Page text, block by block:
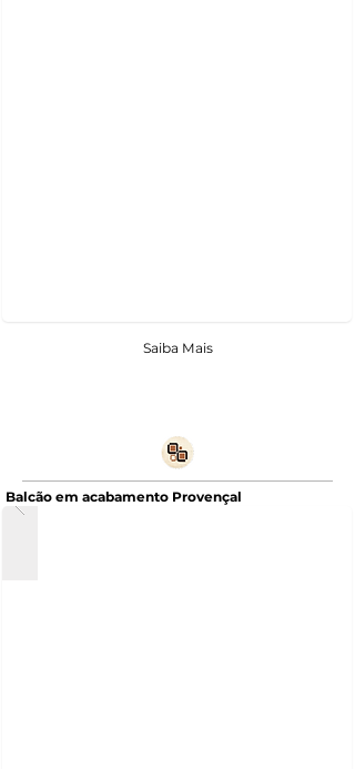
Saiba Mais
Balcão em acabamento Provençal